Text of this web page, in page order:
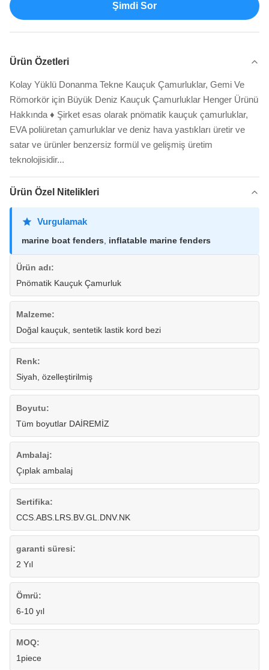
Şimdi Sor
Ürün Özetleri
Kolay Yüklü Donanma Tekne Kauçuk Çamurluklar, Gemi Ve
Römorkör için Büyük Deniz Kauçuk Çamurluklar Henger Ürünü
Hakkında ♦ Şirket esas olarak pnömatik kauçuk çamurluklar,
EVA poliüretan çamurluklar ve deniz hava yastıkları üretir ve
satar ve ürünler benzersiz formül ve gelişmiş üretim
teknolojisidir...
Ürün Özel Nitelikleri
Vurgulamak
marine boat fenders inflatable marine fenders
Ürün adı:
Pnömatik Kauçuk Çamurluk
Malzeme:
Doğal kauçuk, sentetik lastik kord bezi
Renk:
Siyah, özelleştirilmiş
Boyutu:
Tüm boyutlar DAİREMİZ
Ambalaj:
Çıplak ambalaj
Sertifika:
CCS.ABS.LRS.BV.GL.DNV.NK
garanti süresi:
2 Yıl
Ömrü:
6-10 yıl
MOQ:
1piece